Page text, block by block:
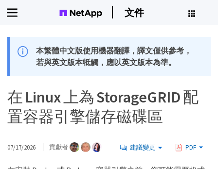
文件
本繁體中文版使用機器翻譯，譯文僅供參考，
若與英文版本牴觸，應以英文版本為準。
在 Linux 上為 StorageGRID 配
置容器引擎儲存磁碟區
07/17/2026 貢獻者 建議變更 PDF